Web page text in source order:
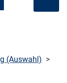
(Auswahl) >